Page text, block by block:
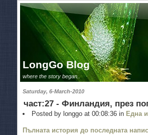
LongGo Blog
where the story began..
Saturday, 6-March-2010
част:27 - Финландия, през
Posted by longgo at 00:08:36 in Една
Пълната история до последната